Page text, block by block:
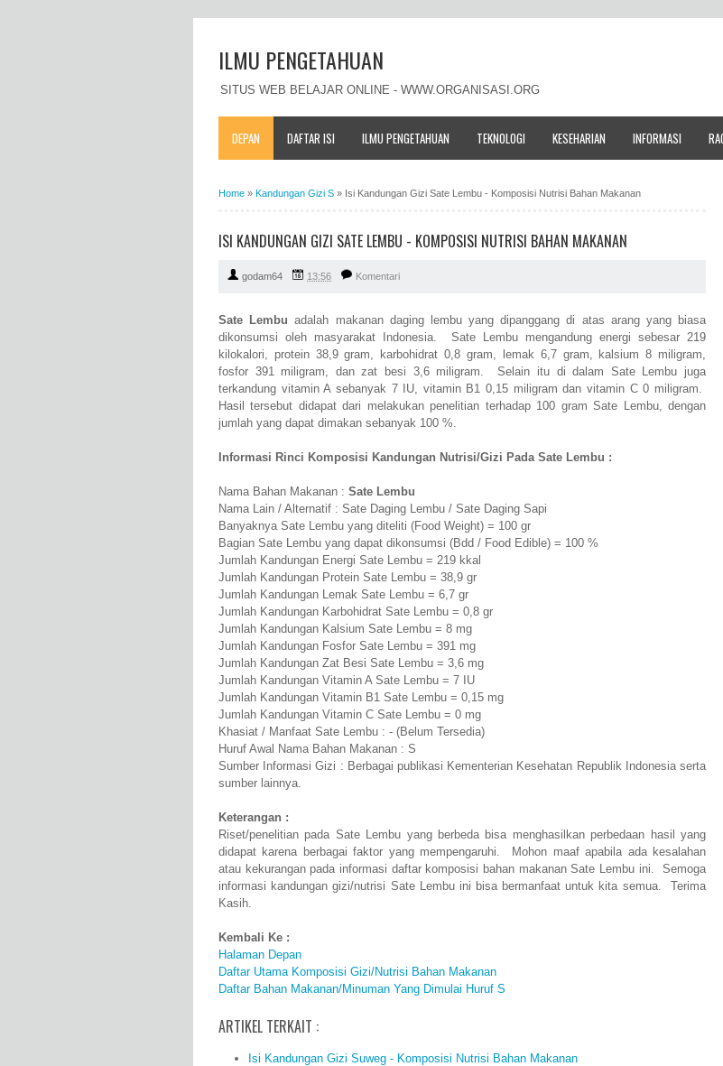
ILMU PENGETAHUAN
SITUS WEB BELAJAR ONLINE - WWW.ORGANISASI.ORG
DEPAN DAFTAR ISI ILMU PENGETAHUAN TEKNOLOGI KESEHARIAN INFORMASI
Home » Kandungan Gizi S » Isi Kandungan Gizi Sate Lembu - Komposisi Nutrisi Bahan Makanan
ISI KANDUNGAN GIZI SATE LEMBU - KOMPOSISI NUTRISI BAHAN MAKANAN
godam64 13:56 Komentari
Sate Lembu adalah makanan daging lembu yang dipanggang di atas arang yang biasa
dikonsumsi oleh masyarakat Indonesia. Sate Lembu mengandung energi sebesar 219
kilokalori, protein 38,9 gram, karbohidrat 0,8 gram, lemak 6,7 gram, kalsium 8 miligram,
fosfor 391 miligram, dan zat besi 3,6 miligram. Selain itu di dalam Sate Lembu juga
terkandung vitamin A sebanyak 7 IU, vitamin B1 0,15 miligram dan vitamin C 0 miligram.
Hasil tersebut didapat dari melakukan penelitian terhadap 100 gram Sate Lembu, dengan
jumlah yang dapat dimakan sebanyak 100 %.
Informasi Rinci Komposisi Kandungan Nutrisi/Gizi Pada Sate Lembu :
Nama Bahan Makanan : Sate Lembu
Nama Lain / Alternatif : Sate Daging Lembu / Sate Daging Sapi
Banyaknya Sate Lembu yang diteliti (Food Weight) = 100 gr
Bagian Sate Lembu yang dapat dikonsumsi (Bdd / Food Edible) = 100 %
Jumlah Kandungan Energi Sate Lembu = 219 kkal
Jumlah Kandungan Protein Sate Lembu = 38,9 gr
Jumlah Kandungan Lemak Sate Lembu = 6,7 gr
Jumlah Kandungan Karbohidrat Sate Lembu = 0,8 gr
Jumlah Kandungan Kalsium Sate Lembu = 8 mg
Jumlah Kandungan Fosfor Sate Lembu = 391 mg
Jumlah Kandungan Zat Besi Sate Lembu = 3,6 mg
Jumlah Kandungan Vitamin A Sate Lembu = 7 IU
Jumlah Kandungan Vitamin B1 Sate Lembu = 0,15 mg
Jumlah Kandungan Vitamin C Sate Lembu = 0 mg
Khasiat / Manfaat Sate Lembu : - (Belum Tersedia)
Huruf Awal Nama Bahan Makanan : S
Sumber Informasi Gizi : Berbagai publikasi Kementerian Kesehatan Republik Indonesia serta
sumber lainnya.
Keterangan :
Riset/penelitian pada Sate Lembu yang berbeda bisa menghasilkan perbedaan hasil yang
didapat karena berbagai faktor yang mempengaruhi. Mohon maaf apabila ada kesalahan
atau kekurangan pada informasi daftar komposisi bahan makanan Sate Lembu ini. Semoga
informasi kandungan gizi/nutrisi Sate Lembu ini bisa bermanfaat untuk kita semua. Terima
Kasih.
Kembali Ke :
Halaman Depan
Daftar Utama Komposisi Gizi/Nutrisi Bahan Makanan
Daftar Bahan Makanan/Minuman Yang Dimulai Huruf S
ARTIKEL TERKAIT :
Isi Kandungan Gizi Suweg - Komposisi Nutrisi Bahan Makanan